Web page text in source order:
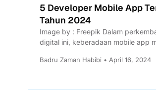
5 Developer Mobile App
Tahun 2024
Image by : Freepik Dalam
digital ini, keberadaan mobile app
Badru Zaman Habibi • April 16, 2024